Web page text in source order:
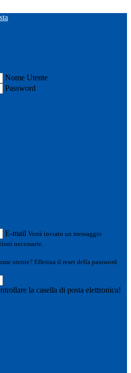
Nome Utente
Password
E-mail Verrà inviato un messaggio
necessarie.
utente? Effettua il reset della password
la casella di posta elettronica!